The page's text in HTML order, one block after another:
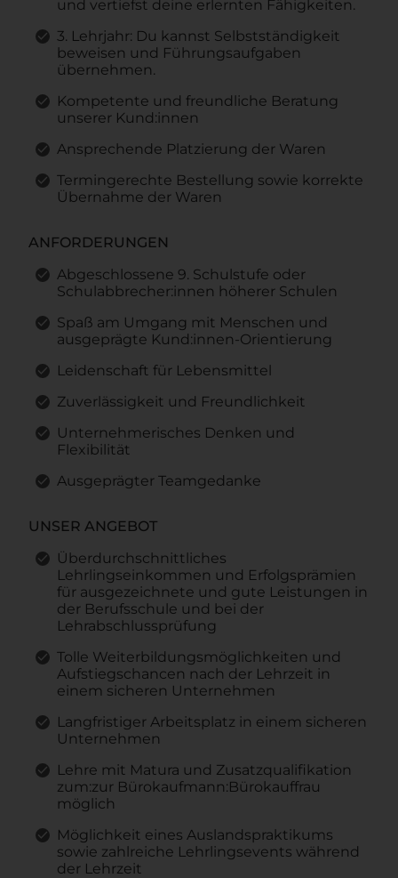
und vertiefst deine erlernten Fähigkeiten.
3. Lehrjahr: Du kannst Selbstständigkeit
beweisen und Führungsaufgaben
übernehmen.
Kompetente und freundliche Beratung
unserer Kund:innen
Ansprechende Platzierung der Waren
Termingerechte Bestellung sowie korrekte
Übernahme der Waren
ANFORDERUNGEN
Abgeschlossene 9. Schulstufe oder
Schulabbrecher:innen höherer Schulen
Spaß am Umgang mit Menschen und
ausgeprägte Kund:innen-Orientierung
Leidenschaft für Lebensmittel
Zuverlässigkeit und Freundlichkeit
Unternehmerisches Denken und
Flexibilität
Ausgeprägter Teamgedanke
UNSER ANGEBOT
Überdurchschnittliches
Lehrlingseinkommen und Erfolgsprämien
für ausgezeichnete und gute Leistungen in
der Berufsschule und bei der
Lehrabschlussprüfung
Tolle Weiterbildungsmöglichkeiten und
Aufstiegschancen nach der Lehrzeit in
einem sicheren Unternehmen
Langfristiger Arbeitsplatz in einem sicheren
Unternehmen
Lehre mit Matura und Zusatzqualifikation
zum:zur Bürokaufmann:Bürokauffrau
möglich
Möglichkeit eines Auslandspraktikums
sowie zahlreiche Lehrlingsevents während
der Lehrzeit